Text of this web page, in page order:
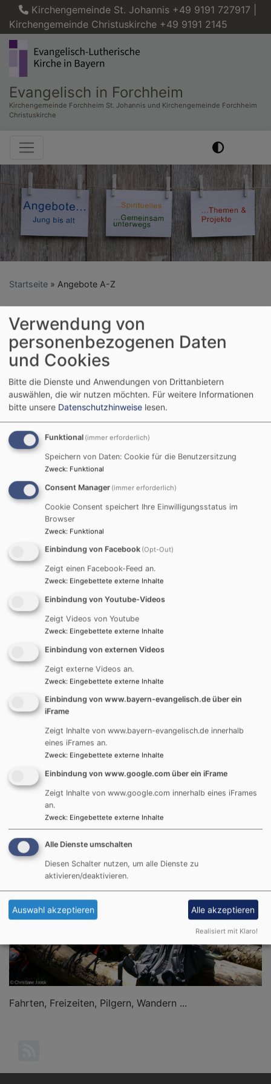
Direkt
zum
Inhalt
Kirchengemeinde St. Johannis +49 9191 727917 |
Kirchengemeinde Christuskirche +49 9191 2145
Evangelisch in Forchheim
Kirchengemeinde Forchheim St. Johannis und Kirchengemeinde Forchheim
Christuskirche
Hauptnavigation
Startseite Angebote A-Z
Angebote A-Z
KINDER, FAMILIEN, KONFIRMANDEN,
JUGENDLICHE
Hier finden sich Eltern-Kind-Angebote, Angebote zur
Kinderkirche, Freizeiten, Konfi-Kurse ...
Bibelgesprächskreis | Glaubenssache - 7 christliche
Updates | Hauskreise | Kostbare Entdeckungen am
Weg | Landeskirchliche Gemeinschaft | Taizé-
Andachten | Alltagsexerzitien | Weltgebetstag
THEMEN UND PROJEKTE
Die 10 Gebote - Jahresthema 2021 | Schatzsucher -
ein Projekt für Kinder der 3. und 4. Klasse |
Reformationsjubiläum 2017 |
Fahrten, Freizeiten, Pilgern, Wandern ...
Verwendung von
personenbezogenen Daten
und Cookies
Bitte die Dienste und Anwendungen von Drittanbietern
auswählen, die wir nutzen möchten. Für weitere Informationen
bitte unsere Datenschutzhinweise lesen.
Funktional (immer erforderlich)
Speichern von Daten: Cookie für die Benutzersitzung
Zweck: Funktional
Consent Manager (immer erforderlich)
Cookie Consent speichert Ihre Einwilligungsstatus im
Browser
Zweck: Funktional
Einbindung von Facebook (Opt-Out)
Zeigt einen Facebook-Feed an.
Zweck: Eingebettete externe Inhalte
Einbindung von Youtube-Videos
Zeigt Videos von Youtube
Zweck: Eingebettete externe Inhalte
Einbindung von externen Videos
Zeigt externe Videos an.
Zweck: Eingebettete externe Inhalte
Einbindung von www.bayern-evangelisch.de über ein
iFrame
Zeigt Inhalte von www.bayern-evangelisch.de innerhalb
eines iFrames an.
Zweck: Eingebettete externe Inhalte
Einbindung von www.google.com über ein iFrame
Zeigt Inhalte von www.google.com innerhalb eines iFrames
an.
Zweck: Eingebettete externe Inhalte
Alle Dienste umschalten
Diesen Schalter nutzen, um alle Dienste zu
aktivieren/deaktivieren.
Auswahl akzeptieren Alle akzeptieren
Realisiert mit Klaro!